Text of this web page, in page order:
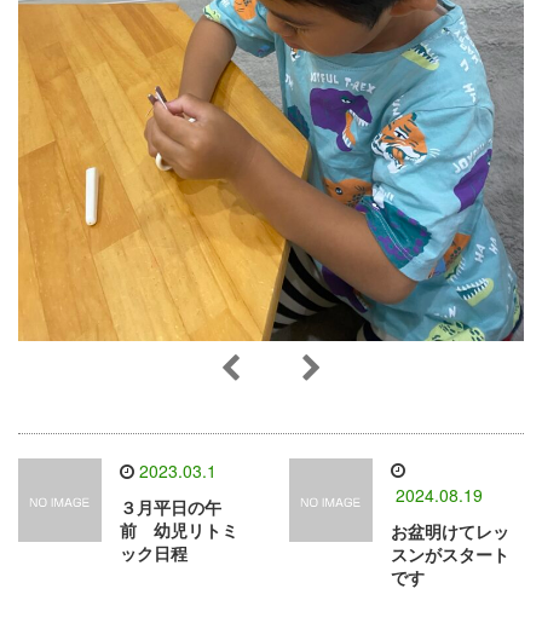
2023.03.1
３月平日の午
前 幼児リトミ
ック日程
2024.08.19
お盆明けてレッ
スンがスタート
です